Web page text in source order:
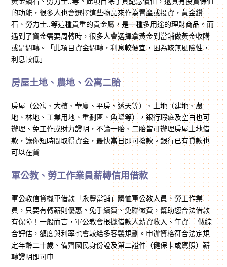
的功能，很多人也會選擇這些物品來作為置產或投資，黃金鑽
石、勞力士..等這種貴重的貴金屬，是一種多用途的理財商品。而
遇到了資金需要周轉時，很多人會選擇拿黃金到當舖做黃金收購
或是週轉。「此項目資金週轉，利息較便宜，困為較無風險性，
利息較低」
房屋土地、農地、公寓二胎
房屋（公寓、大樓、華廈、平房、透天等）、土地（建地、農
地、林地、工業用地、重劃區、魚塭等），銀行瑕疵及空白也可
辦理、免工作或財力證明，不論一胎、二胎皆可辦理房屋土地借
款，讓你短時間取得資金，最快當日即可撥款。銀行已有貸款也
可以在貸
軍公教、勞工作業員薪轉信用借款
軍公教信貸機車借款「永豐當舖」體恤軍公教人員、勞工作業
員，只要有轉薪則優惠。免手續費、免聯徵費，幫助您合法借款
有保障！一般而言，軍公教會根據借款人薪資收入、年資….做綜
合評估，額度與利率也會較給多客製規劃。申辦資格符合法定規
定年齡二十歲、備齊國民身份證及第二證件（健保卡或駕照）薪
轉證明即可申